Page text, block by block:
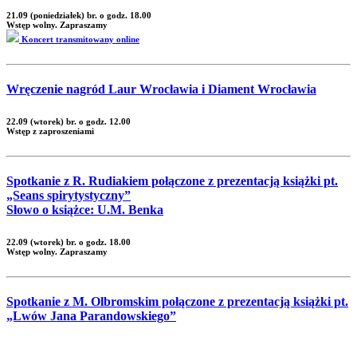
21.09 (poniedziałek) br. o godz. 18.00
Wstęp wolny. Zapraszamy
Koncert transmitowany online
Wręczenie nagród Laur Wrocławia i Diament Wrocławia
22.09 (wtorek) br. o godz. 12.00
Wstęp z zaproszeniami
Spotkanie z R. Rudiakiem połączone z prezentacją książki pt.
„Seans spirytystyczny”
Słowo o książce: U.M. Benka
22.09 (wtorek) br. o godz. 18.00
Wstęp wolny. Zapraszamy
Spotkanie z M. Olbromskim połączone z prezentacją książki pt.
„Lwów Jana Parandowskiego”